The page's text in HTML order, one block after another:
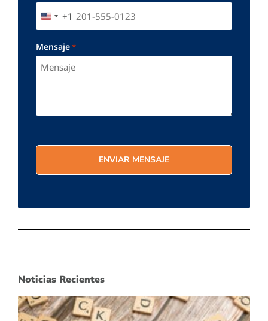
UNITED STATES +1
+1
Mensaje*
Noticias Recientes